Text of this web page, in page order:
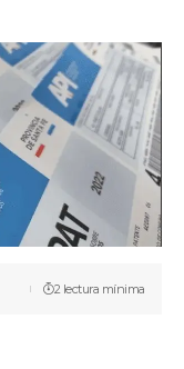
2 lectura mínima